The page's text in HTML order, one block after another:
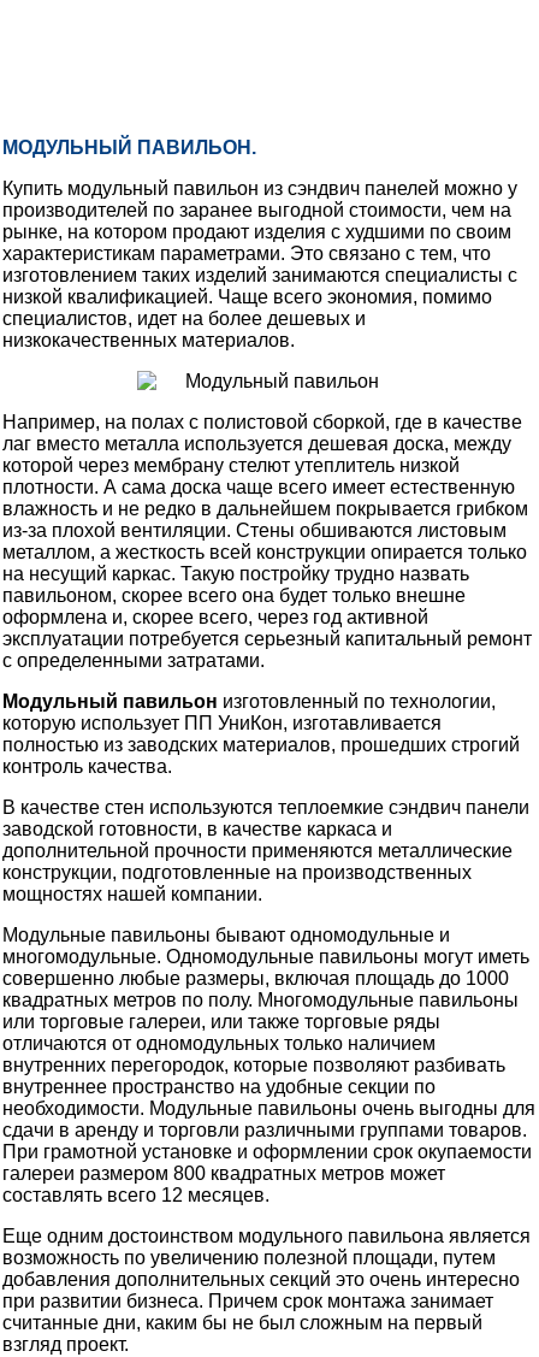
МОДУЛЬНЫЙ ПАВИЛЬОН.
Купить модульный павильон из сэндвич панелей можно у
производителей по заранее выгодной стоимости, чем на
рынке, на котором продают изделия с худшими по своим
характеристикам параметрами. Это связано с тем, что
изготовлением таких изделий занимаются специалисты с
низкой квалификацией. Чаще всего экономия, помимо
специалистов, идет на более дешевых и
низкокачественных материалов.
Например, на полах с полистовой сборкой, где в качестве
лаг вместо металла используется дешевая доска, между
которой через мембрану стелют утеплитель низкой
плотности. А сама доска чаще всего имеет естественную
влажность и не редко в дальнейшем покрывается грибком
из-за плохой вентиляции. Стены обшиваются листовым
металлом, а жесткость всей конструкции опирается только
на несущий каркас. Такую постройку трудно назвать
павильоном, скорее всего она будет только внешне
оформлена и, скорее всего, через год активной
эксплуатации потребуется серьезный капитальный ремонт
с определенными затратами.
Модульный павильон изготовленный по технологии,
которую использует ПП УниКон, изготавливается
полностью из заводских материалов, прошедших строгий
контроль качества.
В качестве стен используются теплоемкие сэндвич панели
заводской готовности, в качестве каркаса и
дополнительной прочности применяются металлические
конструкции, подготовленные на производственных
мощностях нашей компании.
Модульные павильоны бывают одномодульные и
многомодульные. Одномодульные павильоны могут иметь
совершенно любые размеры, включая площадь до 1000
квадратных метров по полу. Многомодульные павильоны
или торговые галереи, или также торговые ряды
отличаются от одномодульных только наличием
внутренних перегородок, которые позволяют разбивать
внутреннее пространство на удобные секции по
необходимости. Модульные павильоны очень выгодны для
сдачи в аренду и торговли различными группами товаров.
При грамотной установке и оформлении срок окупаемости
галереи размером 800 квадратных метров может
составлять всего 12 месяцев.
Еще одним достоинством модульного павильона является
возможность по увеличению полезной площади, путем
добавления дополнительных секций это очень интересно
при развитии бизнеса. Причем срок монтажа занимает
считанные дни, каким бы не был сложным на первый
взгляд проект.